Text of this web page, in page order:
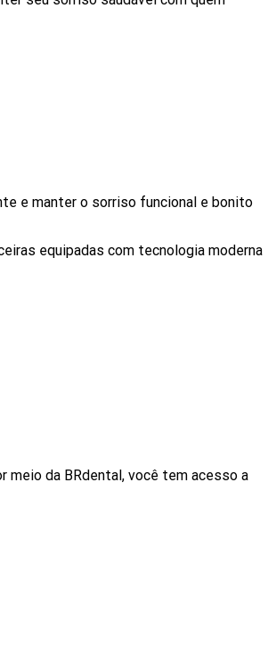
e manter o sorriso funcional e bonito
equipadas com tecnologia moderna
da BRdental, você tem acesso a